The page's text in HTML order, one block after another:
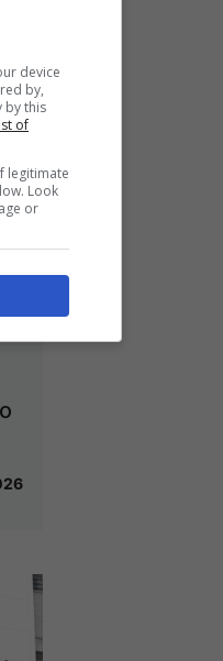
device
by,
by this
of
legitimate
Look
or